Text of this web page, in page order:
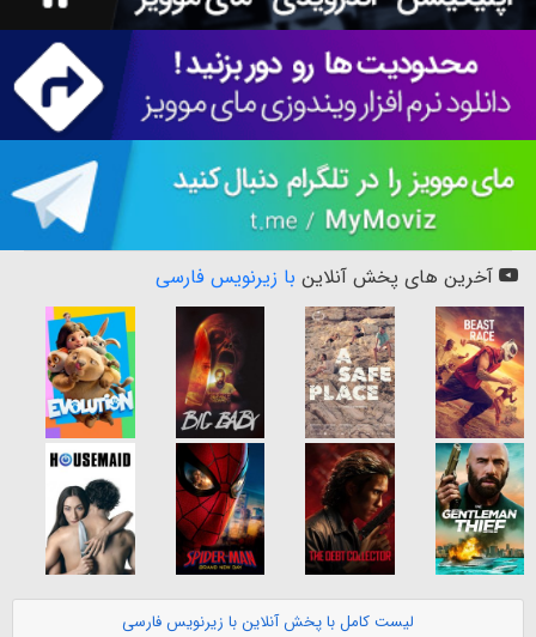
آخرین های پخش آنلاین با زیرنویس فارسی
لیست کامل با پخش آنلاین با زیرنویس فارسی